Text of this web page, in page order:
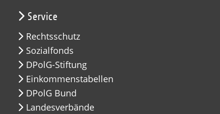
Service
Rechtsschutz
Sozialfonds
DPolG-Stiftung
Einkommenstabellen
DPolG Bund
Landesverbände